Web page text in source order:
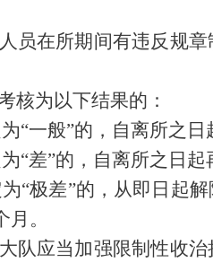
员在所期间有违反规
为以下结果的：
“一般”的，自离所之日
“差”的，自离所之日起
“极差”的，从即日起
月。
队应当加强限制性收